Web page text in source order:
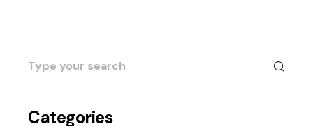
Search
for:
Categories